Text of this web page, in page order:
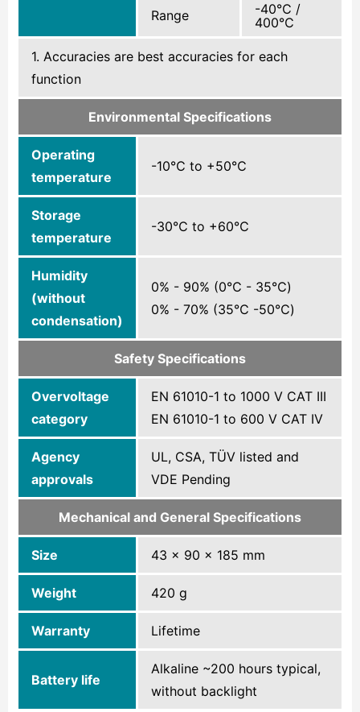
Range
-40℃ /
400℃
1. Accuracies are best accuracies for each
function
Environmental Specifications
Operating
temperature
-10℃ to +50℃
Storage
temperature
-30℃ to +60℃
Humidity
(without
condensation)
0% - 90% (0℃ - 35℃)
0% - 70% (35℃ -50℃)
Safety Specifications
Overvoltage
category
EN 61010-1 to 1000 V CAT III
EN 61010-1 to 600 V CAT IV
Agency
approvals
UL, CSA, TÜV listed and
VDE Pending
Mechanical and General Specifications
Size 43 x 90 x 185 mm
Weight 420 g
Warranty Lifetime
Battery life
Alkaline ~200 hours typical,
without backlight